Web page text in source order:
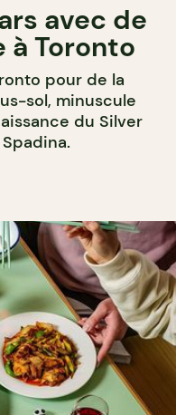
avec de
à Toronto
pour de la
sol, minuscule
du Silver